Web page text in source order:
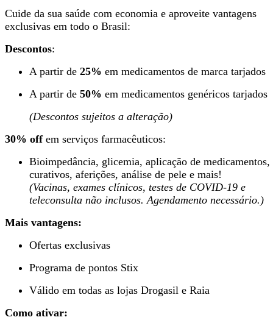
Cuide da sua saúde com economia e aproveite vantagens
exclusivas em todo o Brasil:
Descontos:
A partir de 25% em medicamentos de marca tarjados
A partir de 50% em medicamentos genéricos tarjados
(Descontos sujeitos a alteração)
30% offem serviços farmacêuticos:
Bioimpedância, glicemia, aplicação de medicamentos,
curativos, aferições, análise de pele e mais!
(Vacinas, exames clínicos, testes de COVID-19 e
teleconsulta não inclusos. Agendamento necessário.)
Mais vantagens:
Ofertas exclusivas
Programa de pontos Stix
Válido em todas as lojas Drogasil e Raia
Como ativar: